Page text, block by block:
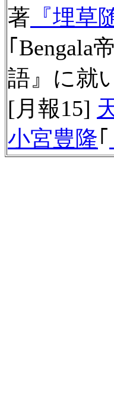
著 『埋草
｢Bengala
語』に就
[月報15]
小宮豊隆｢